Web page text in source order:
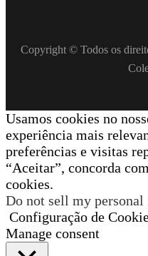
Copyright © Todos os
Usamos cookies no
experiência mais
preferências e visitas
“Aceitar”, concorda
cookies.
Do not sell my
Configuração de
Manage consent